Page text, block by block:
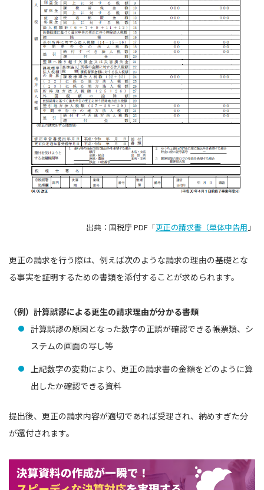
出典：国税庁 PDF「更正の請求書（単体申告用 」
更正の請求を行う際は、例えば次のような請求の理由の基礎とな
る事実を証明するための書類を添付することが求められます。
（例）計算誤謬による更生の請求理由が分かる書類
計算誤謬の原因となった数字の正誤が確認できる帳票類、シ
ステムの画面の写し等
上記数字の変動により、更正の請求書の金額をどのように算
出したか確認できる資料
提出後、更正の請求内容が適切であれば受理され、納めすぎた分
が還付されます。